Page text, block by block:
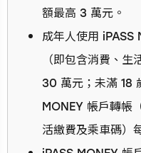
額最高 3 萬元。
成年人使用 iPASS
（即包含消費、
30 萬元；未滿 18
MONEY 帳戶轉帳
活繳費及乘車碼）